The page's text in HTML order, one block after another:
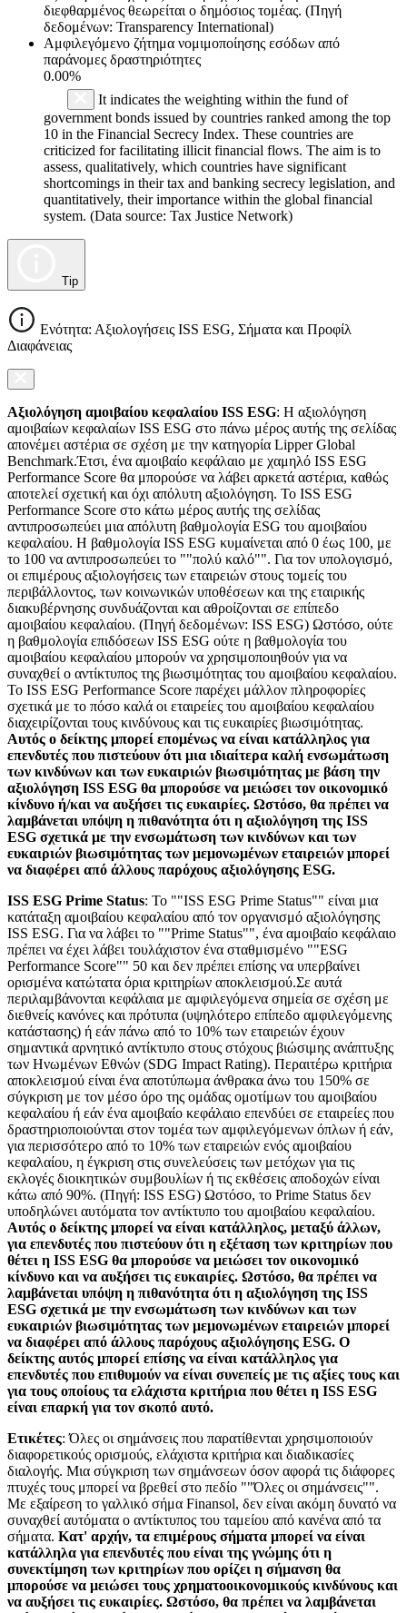
διεφθαρμένος θεωρείται ο δημόσιος τομέας. (Πηγή
δεδομένων: Transparency International)
Αμφιλεγόμενο ζήτημα νομιμοποίησης εσόδων από
παράνομες δραστηριότητες
0.00%
It indicates the weighting within the fund of
government bonds issued by countries ranked among the top
10 in the Financial Secrecy Index. These countries are
criticized for facilitating illicit financial flows. The aim is to
assess, qualitatively, which countries have significant
shortcomings in their tax and banking secrecy legislation, and
quantitatively, their importance within the global financial
system. (Data source: Tax Justice Network)
Tip
Ενότητα: Αξιολογήσεις ISS ESG, Σήματα και Προφίλ
Διαφάνειας
Αξιολόγηση αμοιβαίου κεφαλαίου ISS ESG: Η αξιολόγηση
αμοιβαίων κεφαλαίων ISS ESG στο πάνω μέρος αυτής της σελίδας
απονέμει αστέρια σε σχέση με την κατηγορία Lipper Global
Benchmark.Έτσι, ένα αμοιβαίο κεφάλαιο με χαμηλό ISS ESG
Performance Score θα μπορούσε να λάβει αρκετά αστέρια, καθώς
αποτελεί σχετική και όχι απόλυτη αξιολόγηση. Το ISS ESG
Performance Score στο κάτω μέρος αυτής της σελίδας
αντιπροσωπεύει μια απόλυτη βαθμολογία ESG του αμοιβαίου
κεφαλαίου. Η βαθμολογία ISS ESG κυμαίνεται από 0 έως 100, με
το 100 να αντιπροσωπεύει το ""πολύ καλό"". Για τον υπολογισμό,
οι επιμέρους αξιολογήσεις των εταιρειών στους τομείς του
περιβάλλοντος, των κοινωνικών υποθέσεων και της εταιρικής
διακυβέρνησης συνδυάζονται και αθροίζονται σε επίπεδο
αμοιβαίου κεφαλαίου. (Πηγή δεδομένων: ISS ESG) Ωστόσο, ούτε
η βαθμολογία επιδόσεων ISS ESG ούτε η βαθμολογία του
αμοιβαίου κεφαλαίου μπορούν να χρησιμοποιηθούν για να
συναχθεί ο αντίκτυπος της βιωσιμότητας του αμοιβαίου κεφαλαίου.
Το ISS ESG Performance Score παρέχει μάλλον πληροφορίες
σχετικά με το πόσο καλά οι εταιρείες του αμοιβαίου κεφαλαίου
διαχειρίζονται τους κινδύνους και τις ευκαιρίες βιωσιμότητας.
Αυτός ο δείκτης μπορεί επομένως να είναι κατάλληλος για
επενδυτές που πιστεύουν ότι μια ιδιαίτερα καλή ενσωμάτωση
των κινδύνων και των ευκαιριών βιωσιμότητας με βάση την
αξιολόγηση ISS ESG θα μπορούσε να μειώσει τον οικονομικό
κίνδυνο ή/και να αυξήσει τις ευκαιρίες. Ωστόσο, θα πρέπει να
λαμβάνεται υπόψη η πιθανότητα ότι η αξιολόγηση της ISS
ESG σχετικά με την ενσωμάτωση των κινδύνων και των
ευκαιριών βιωσιμότητας των μεμονωμένων εταιρειών μπορεί
να διαφέρει από άλλους παρόχους αξιολόγησης ESG.
ISS ESG Prime Status: Το ""ISS ESG Prime Status"" είναι μια
κατάταξη αμοιβαίου κεφαλαίου από τον οργανισμό αξιολόγησης
ISS ESG. Για να λάβει το ""Prime Status"", ένα αμοιβαίο κεφάλαιο
πρέπει να έχει λάβει τουλάχιστον ένα σταθμισμένο ""ESG
Performance Score"" 50 και δεν πρέπει επίσης να υπερβαίνει
ορισμένα κατώτατα όρια κριτηρίων αποκλεισμού.Σε αυτά
περιλαμβάνονται κεφάλαια με αμφιλεγόμενα σημεία σε σχέση με
διεθνείς κανόνες και πρότυπα (υψηλότερο επίπεδο αμφιλεγόμενης
κατάστασης) ή εάν πάνω από το 10% των εταιρειών έχουν
σημαντικά αρνητικό αντίκτυπο στους στόχους βιώσιμης ανάπτυξης
των Ηνωμένων Εθνών (SDG Impact Rating). Περαιτέρω κριτήρια
αποκλεισμού είναι ένα αποτύπωμα άνθρακα άνω του 150% σε
σύγκριση με τον μέσο όρο της ομάδας ομοτίμων του αμοιβαίου
κεφαλαίου ή εάν ένα αμοιβαίο κεφάλαιο επενδύει σε εταιρείες που
δραστηριοποιούνται στον τομέα των αμφιλεγόμενων όπλων ή εάν,
για περισσότερο από το 10% των εταιρειών ενός αμοιβαίου
κεφαλαίου, η έγκριση στις συνελεύσεις των μετόχων για τις
εκλογές διοικητικών συμβουλίων ή τις εκθέσεις αποδοχών είναι
κάτω από 90%. (Πηγή: ISS ESG) Ωστόσο, το Prime Status δεν
υποδηλώνει αυτόματα τον αντίκτυπο του αμοιβαίου κεφαλαίου.
Αυτός ο δείκτης μπορεί να είναι κατάλληλος, μεταξύ άλλων,
για επενδυτές που πιστεύουν ότι η εξέταση των κριτηρίων που
θέτει η ISS ESG θα μπορούσε να μειώσει τον οικονομικό
κίνδυνο και να αυξήσει τις ευκαιρίες. Ωστόσο, θα πρέπει να
λαμβάνεται υπόψη η πιθανότητα ότι η αξιολόγηση της ISS
ESG σχετικά με την ενσωμάτωση των κινδύνων και των
ευκαιριών βιωσιμότητας των μεμονωμένων εταιρειών μπορεί
να διαφέρει από άλλους παρόχους αξιολόγησης ESG. Ο
δείκτης αυτός μπορεί επίσης να είναι κατάλληλος για
επενδυτές που επιθυμούν να είναι συνεπείς με τις αξίες τους και
για τους οποίους τα ελάχιστα κριτήρια που θέτει η ISS ESG
είναι επαρκή για τον σκοπό αυτό.
Ετικέτες: Όλες οι σημάνσεις που παρατίθενται χρησιμοποιούν
διαφορετικούς ορισμούς, ελάχιστα κριτήρια και διαδικασίες
διαλογής. Μια σύγκριση των σημάνσεων όσον αφορά τις διάφορες
πτυχές τους μπορεί να βρεθεί στο πεδίο ""Όλες οι σημάνσεις"".
Με εξαίρεση το γαλλικό σήμα Finansol, δεν είναι ακόμη δυνατό να
συναχθεί αυτόματα ο αντίκτυπος του ταμείου από κανένα από τα
σήματα. Κατ' αρχήν, τα επιμέρους σήματα μπορεί να είναι
κατάλληλα για επενδυτές που είναι της γνώμης ότι η
συνεκτίμηση των κριτηρίων που ορίζει η σήμανση θα
μπορούσε να μειώσει τους χρηματοοικονομικούς κινδύνους και
να αυξήσει τις ευκαιρίες. Ωστόσο, θα πρέπει να λαμβάνεται